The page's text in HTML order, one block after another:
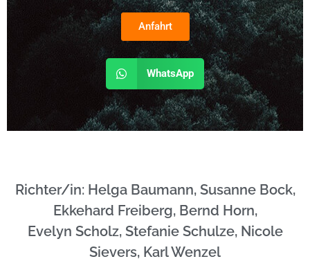
Anfahrt
WhatsApp
Richter/in: Helga Baumann, Susanne Bock,
Ekkehard Freiberg, Bernd Horn,
Evelyn Scholz, Stefanie Schulze, Nicole
Sievers, Karl Wenzel